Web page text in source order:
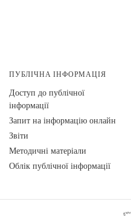
ПУБЛІЧНА ІНФОРМАЦІЯ
Доступ до публічної
інформації
Запит на інформацію онлайн
Звіти
Методичні матеріали
Облік публічної інформації